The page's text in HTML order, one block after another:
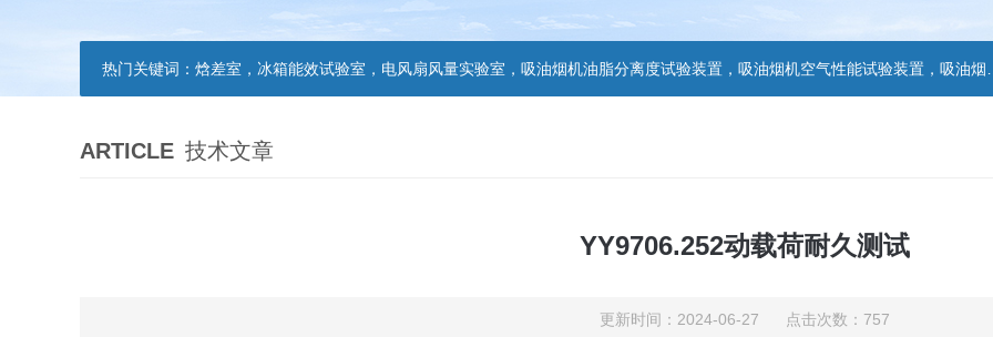
热门关键词： 焓差室，冰箱能效试验室，电风扇风量实验室，吸油烟机油脂分离度试验装置，吸油烟机空气性能试验装置，吸油烟机气味降低度试验装置，电池挤压试验机，电池短路试验机,电池重物冲击试验机,电池自由跌落试验机,电池燃烧试验机,电池洗涤试验机,电池挤压试验机
ARTICLE 技术文章
YY9706.252动载荷耐久测试
更新时间：2024-06-27 点击次数：757